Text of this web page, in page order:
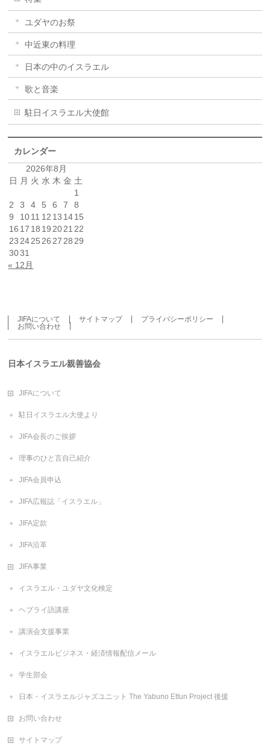
ユダヤのお祭
中近東の料理
日本の中のイスラエル
歌と音楽
駐日イスラエル大使館
カレンダー
2026年8月
日 月 火 水 木 金 土
1
2
3 4 5 6 7
8
9
1011 12 13 1415
16 17 18 19 2021 22
23 2425 26 27 28 29
3031
« 12月
JIFAについて サイトマップ
プライバシーポリシー
お問い合わせ
日本イスラエル親善協会
JIFAについて
駐日イスラエル大使より
JIFA会長のご挨拶
理事のひと言自己紹介
JIFA会員申込
JIFA広報誌「イスラエル」
JIFA定款
JIFA沿革
JIFA事業
イスラエル・ユダヤ文化検定
ヘブライ語講座
講演会支援事業
イスラエルビジネス・経済情報配信メール
学生部会
日本・イスラエルジャズユニット The Yabuno Ettun Project 後援
お問い合わせ
サイトマップ